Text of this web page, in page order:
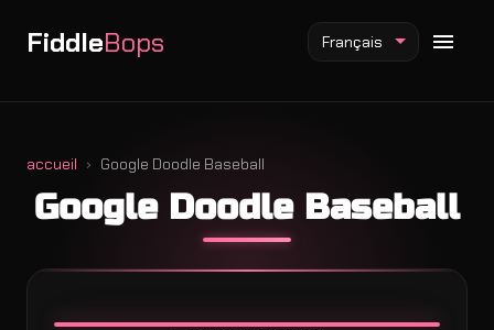
FiddleBops
Mod Fiddlebops
Mod Incredibox
Mod Sprunki
Français
accueil Google Doodle Baseball
Google Doodle Baseball
JOUER